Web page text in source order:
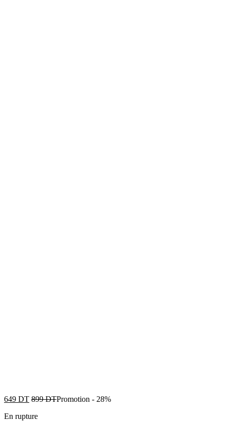
649 DT 899DTPromotion - 28%
En rupture